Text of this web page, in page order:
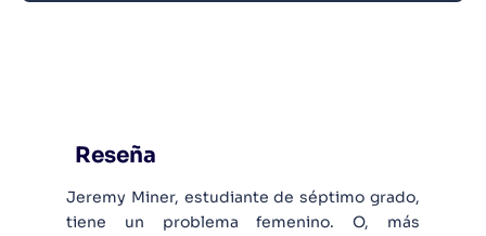
Reseña
Jeremy Miner, estudiante de séptimo grado,
tiene un problema femenino. O, más